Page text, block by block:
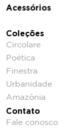
Acessórios
Coleções
Circolare
Poética
Finestra
Urbanidade
Amazônia
Contato
Fale conosco